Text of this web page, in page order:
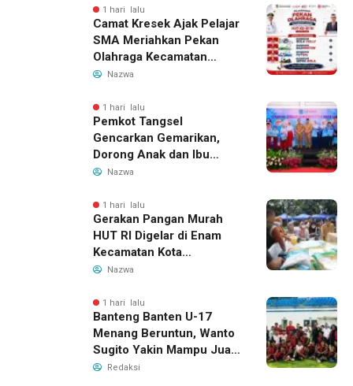
1 hari lalu
Camat Kresek Ajak Pelajar
SMA Meriahkan Pekan
Olahraga Kecamatan
Kresek 2026
Nazwa
1 hari lalu
Pemkot Tangsel
Gencarkan Gemarikan,
Dorong Anak dan Ibu
Hamil Penuhi Protein
Nazwa
1 hari lalu
Gerakan Pangan Murah
HUT RI Digelar di Enam
Kecamatan Kota
Tangerang, Catat
Nazwa
1 hari lalu
Banteng Banten U-17
Menang Beruntun, Wanto
Sugito Yakin Mampu Juara
Soekarno Cup 2026
Redaksi